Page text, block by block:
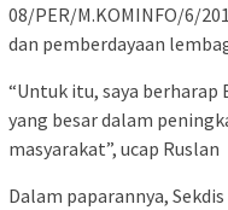
08/PER/M.KOMINFO/6/
dan pemberdayaan
“Untuk itu, saya
yang besar dalam
masyarakat”, ucap Ruslan
Dalam paparannya,